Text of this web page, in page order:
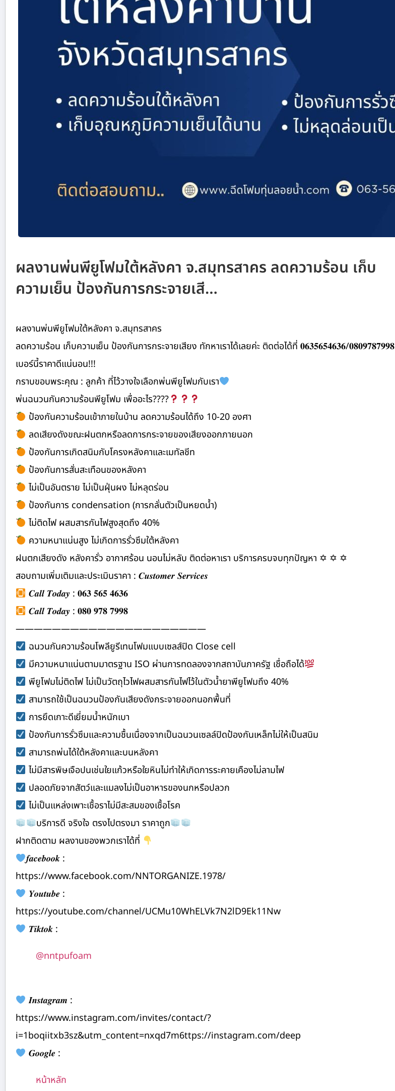
ผลงานพ่นพียูโฟมใต้หลังคา จ.สมุทรสาคร ลดความร้อน เก็บ
ความเย็น ป้องกันการกระจายเสี…
ผลงานพ่นพียูโฟมใต้หลังคา จ.สมุทรสาคร
ลดความร้อน เก็บความเย็น ป้องกันการกระจายเสียง ทักหาเราได้เลยค่ะ ติดต่อได้ที่ 𝟎𝟔𝟑𝟓𝟔𝟓𝟒𝟔𝟑𝟔/𝟎𝟖𝟎𝟗𝟕𝟖𝟕𝟗𝟗𝟖
เบอร์นี้ราคาดีแน่นอน!!!
กราบขอบพระคุณ : ลูกค้า ที่ไว้วางใจเลือกพ่นพียูโฟมกับเรา
พ่นฉนวนกันความร้อนพียูโฟม เพื่ออะไร????
ป้องกันความร้อนเข้าภายในบ้าน ลดความร้อนได้ถึง 10-20 องศา
ลดเสียงดังขณะฝนตกหรือลดการกระจายของเสียงออกภายนอก
ป้องกันการเกิดสนิมกับโครงหลังคาและเมทัลชีท
ป้องกันการสั่นสะเทือนของหลังคา
ไม่เป็นอันตราย ไม่เป็นฝุ่นผง ไม่หลุดร่อน
ป้องกันการ condensation (การกลั่นตัวเป็นหยดน้ำ)
ไม่ติดไฟ ผสมสารกันไฟสูงสุดถึง 40%
ความหนาแน่นสูง ไม่เกิดการรั่วซึมใต้หลังคา
ฝนตกเสียงดัง หลังคารั่ว อากาศร้อน นอนไม่หลับ ติดต่อหาเรา บริการครบจบทุกปัญหา ✡ ✡ ✡
สอบถามเพิ่มเติมและประเมินราคา : 𝑪𝒖𝒔𝒕𝒐𝒎𝒆𝒓 𝑺𝒆𝒓𝒗𝒊𝒄𝒆𝒔
𝑪𝒂𝒍𝒍 𝑻𝒐𝒅𝒂𝒚 : 𝟎𝟔𝟑 𝟓𝟔𝟓 𝟒𝟔𝟑𝟔
𝑪𝒂𝒍𝒍 𝑻𝒐𝒅𝒂𝒚 : 𝟎𝟖𝟎 𝟗𝟕𝟖 𝟕𝟗𝟗𝟖
—————————————————————
ฉนวนกันความร้อนโพลียูรีเทนโฟมแบบเซลส์ปิด Close cell
มีความหนาแน่นตามมาตรฐาน ISO ผ่านการทดลองจากสถาบันภาครัฐ เชื่อถือได้
พียูโฟมไม่ติดไฟ ไม่เป็นวัตถุไวไฟผสมสารกันไฟไว้ในตัวน้ำยาพียูโฟมถึง 40%
สามารถใช้เป็นฉนวนป้องกันเสียงดังกระจายออกนอกพื้นที่
การยึดเกาะดีเยี่ยมน้ำหนักเบา
ป้องกันการรั่วซึมและความชื้นเนื่องจากเป็นฉนวนเซลล์ปิดป้องกันเหล็กไม่ให้เป็นสนิม
สามารถพ่นได้ใต้หลังคาและบนหลังคา
ไม่มีสารพิษเจือปนเช่นใยแก้วหรือใยหินไม่ทำให้เกิดการระคายเคืองไม่ลามไฟ
ปลอดภัยจากสัตว์และแมลงไม่เป็นอาหารของนกหรือปลวก
ไม่เป็นแหล่งเพาะเชื้อราไม่มีสะสมของเชื้อโรค
บริการดี จริงใจ ตรงไปตรงมา ราคาถูก
ฝากติดตาม ผลงานของพวกเราได้ที่
𝒇𝒂𝒄𝒆𝒃𝒐𝒐𝒌 :
https://www.facebook.com/NNTORGANIZE.1978/
𝒀𝒐𝒖𝒕𝒖𝒃𝒆 :
https://youtube.com/channel/UCMu10WhELVk7N2lD9Ek11Nw
𝑻𝒊𝒌𝒕𝒐𝒌 :
@nntpufoam
𝑰𝒏𝒔𝒕𝒂𝒈𝒓𝒂𝒎 :
https://www.instagram.com/invites/contact/?
i=1boqiitxb3sz&utm_content=nxqd7m6ttps://instagram.com/deep
𝑮𝒐𝒐𝒈𝒍𝒆 :
หน้าหลัก